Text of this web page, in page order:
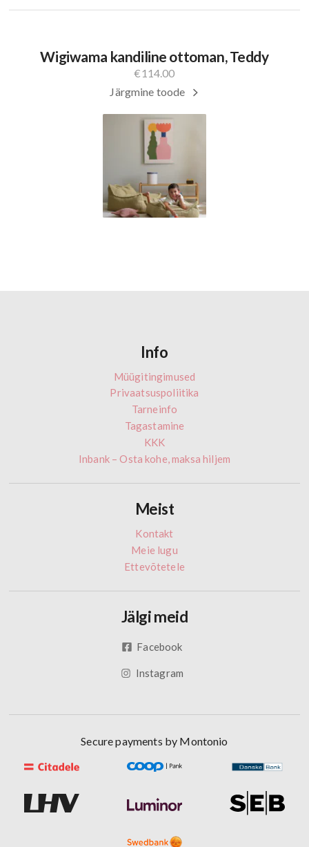
Wigiwama kandiline ottoman, Teddy
€114.00
Järgmine toode
Info
Müügitingimused
Privaatsuspoliitika
Tarneinfo
Tagastamine
KKK
Inbank – Osta kohe, maksa hiljem
Meist
Kontakt
Meie lugu
Ettevõtetele
Jälgi meid
Facebook
Instagram
Secure payments by Montonio